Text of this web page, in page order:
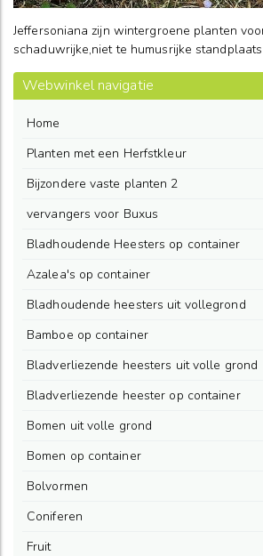
Jeffersoniana zijn wintergroene planten
schaduwrijke,niet te humusrijke standplaats
Webwinkel navigatie
Home
Planten met een Herfstkleur
Bijzondere vaste planten 2
vervangers voor Buxus
Bladhoudende Heesters op container
Azalea's op container
Bladhoudende heesters uit vollegrond
Bamboe op container
Bladverliezende heesters uit volle grond
Bladverliezende heester op container
Bomen uit volle grond
Bomen op container
Bolvormen
Coniferen
Fruit